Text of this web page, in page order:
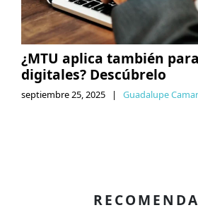
¿MTU aplica también
digitales? Descúbrelo
septiembre 25, 2025 | Guadalupe